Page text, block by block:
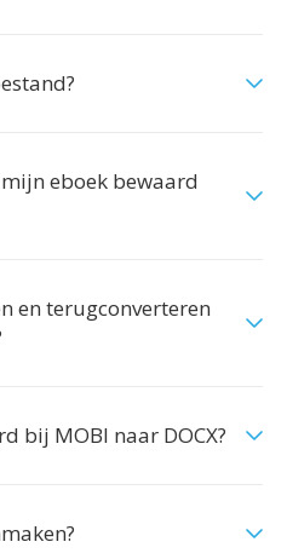
eboek bewaard
en terugconverteren
bij MOBI naar DOCX?